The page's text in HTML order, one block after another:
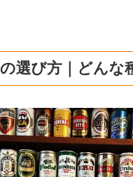
選び方｜どんな